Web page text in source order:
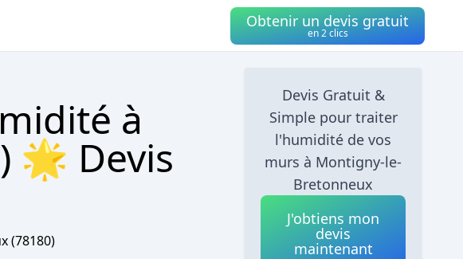
Obtenir un devis gratuit
en 2 clics
à
🌟 Devis
(78180)
Devis Gratuit &
Simple pour traiter
l'humidité de vos
murs à Montigny-le-
Bretonneux
J'obtiens mon
devis
maintenant